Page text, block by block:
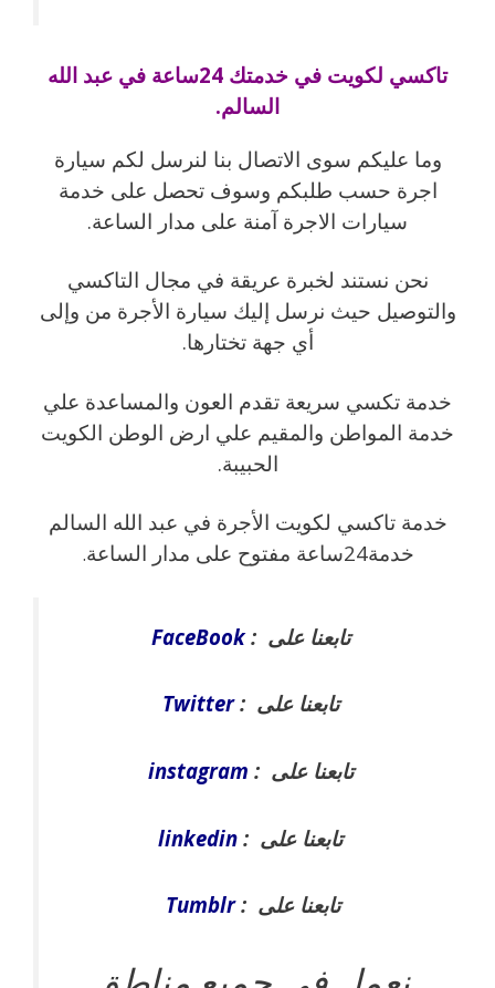
تاكسي لكويت في خدمتك 24ساعة في عبد الله
السالم.
وما عليكم سوى الاتصال بنا لنرسل لكم سيارة
اجرة حسب طلبكم وسوف تحصل على خدمة
سيارات الاجرة آمنة على مدار الساعة.
نحن نستند لخبرة عريقة في مجال التاكسي
والتوصيل حيث نرسل إليك سيارة الأجرة من وإلى
أي جهة تختارها.
خدمة تكسي سريعة تقدم العون والمساعدة علي
خدمة المواطن والمقيم علي ارض الوطن الكويت
الحبيبة.
خدمة تاكسي لكويت الأجرة في عبد الله السالم
خدمة24ساعة مفتوح على مدار الساعة
.
تابعنا على :FaceBook
تابعنا على :Twitter
تابعنا على : instagram
تابعنا على : linkedin
تابعنا على :Tumblr